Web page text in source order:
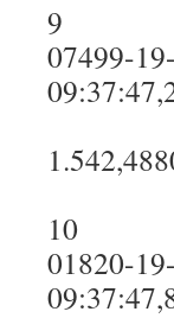
9
07499-
10
01820-